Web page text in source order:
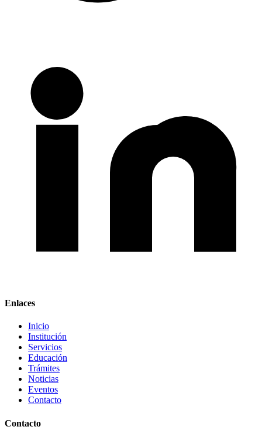
Enlaces
Inicio
Institución
Servicios
Educación
Trámites
Noticias
Eventos
Contacto
Contacto